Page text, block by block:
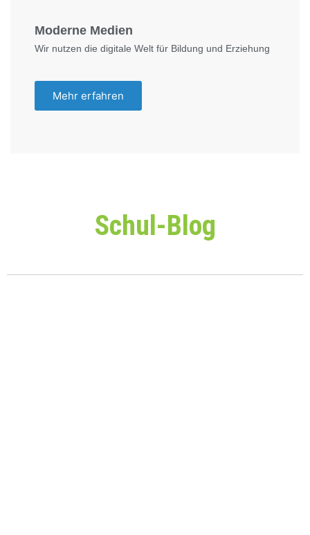
Moderne Medien
Wir nutzen die digitale Welt für Bildung und Erziehung
Mehr erfahren
Schul-Blog